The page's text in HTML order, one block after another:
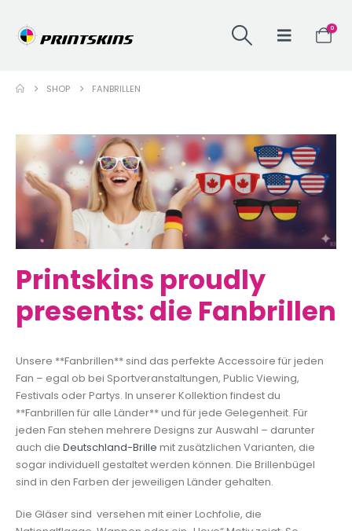
0
SHOP FANBRILLEN
Printskins proudly
presents: die Fanbrillen
Unsere **Fanbrillen** sind das perfekte Accessoire für jeden
Fan – egal ob bei Sportveranstaltungen, Public Viewing,
Festivals oder Partys. In unserer Kollektion findest du
**Fanbrillen für alle Länder** und für jede Gelegenheit. Für
jeden Fan stehen mehrere Designs zur Auswahl – darunter
auch die Deutschland-Brille mit zusätzlichen Varianten, die
sogar individuell gestaltet werden können. Die Brillenbügel
sind in den Farben der jeweiligen Länder gehalten.
Die Gläser sind versehen mit einer Lochfolie, die